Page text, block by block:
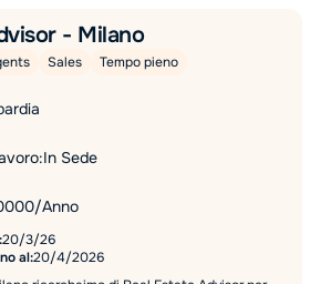
- Milano
Sales Tempo pieno
In Sede
/Anno
20/3/26
al:20/4/2026